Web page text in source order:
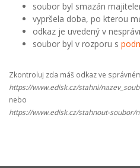
soubor byl smazán
vypršela doba, po kterou
odkaz je uvedený v
soubor byl v rozporu s
Zkontroluj zda máš odkaz ve
https://www.edisk.cz/stahni/
nebo
https://www.edisk.cz/stahnout-soubor/